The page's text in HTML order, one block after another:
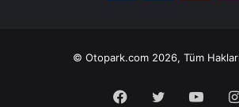
© Otopark.com 2026, Tüm Hakları
Facebook
Twitter